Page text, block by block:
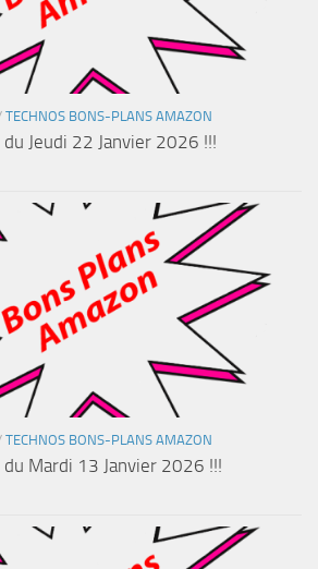
TECHNOS BONS-PLANS AMAZON
Jeudi 22 Janvier 2026 !!!
TECHNOS BONS-PLANS AMAZON
du Mardi 13 Janvier 2026 !!!